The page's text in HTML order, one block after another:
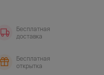
Бесплатная
доставка
Бесплатная
открытка